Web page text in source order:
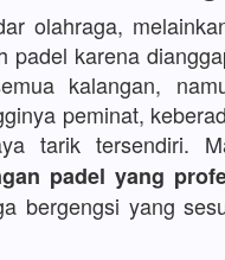
olahraga,
padel karena
kalangan,
peminat,
tarik tersendiri.
padel yang
bergengsi yang